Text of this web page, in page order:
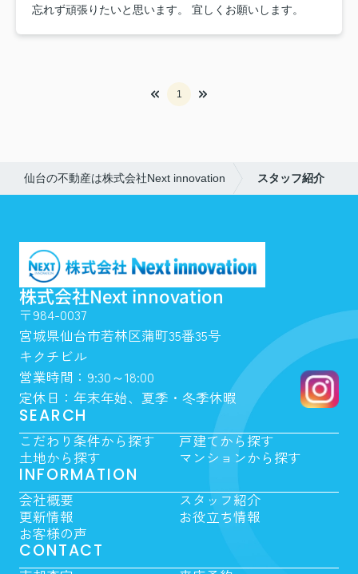
忘れず頑張りたいと思います。 宜しくお願いします。
1
仙台の不動産は株式会社Next innovation スタッフ紹介
株式会社Next innovation
〒984-0037
宮城県仙台市若林区蒲町35番35号
キクチビル
営業時間：9:30～18:00
定休日：年末年始、夏季・冬季休暇
SEARCH
こだわり条件から探す
戸建てから探す
土地から探す
マンションから探す
INFORMATION
会社概要
スタッフ紹介
更新情報
お役立ち情報
お客様の声
CONTACT